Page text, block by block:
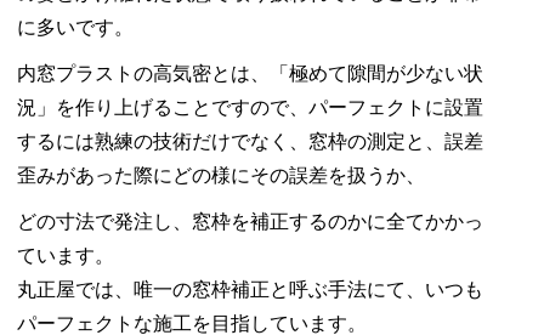
に多いです。
内窓プラストの高気密とは、「極めて隙間が少ない状
況」を作り上げることですので、パーフェクトに設置
するには熟練の技術だけでなく、窓枠の測定と、誤差
歪みがあった際にどの様にその誤差を扱うか、
どの寸法で発注し、窓枠を補正するのかに全てかかっ
ています。
丸正屋では、唯一の窓枠補正と呼ぶ手法にて、いつも
パーフェクトな施工を目指しています。